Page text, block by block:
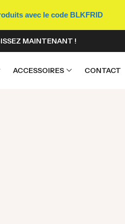
avec le code BLKFRID
MAINTENANT !
ACCESSOIRES CONTACT